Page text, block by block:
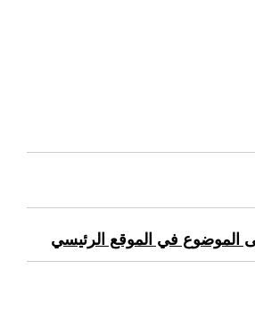
الموضوع في الموقع الرئيسي